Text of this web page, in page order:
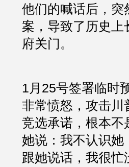
他们的喊话后，突
案，导致了历史
府关门。
1月25号签署临时
非常愤怒，攻击川
竞选承诺，根本不
她说：我不认识
跟她说话，我很